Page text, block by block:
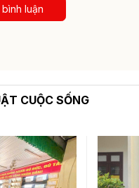
bình luận
CUỘC SỐNG